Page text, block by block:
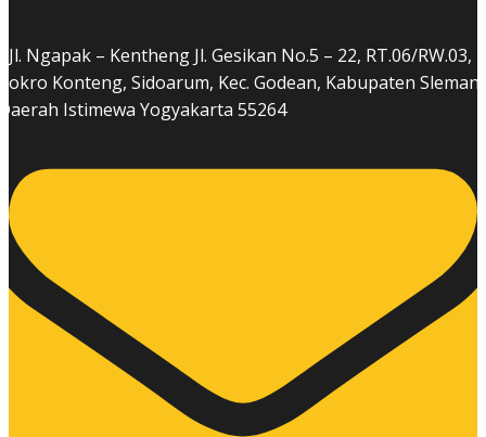
Jl. Ngapak – Kentheng Jl. Gesikan No.5 – 22, RT.06/RW.03,
Konteng, Sidoarum, Kec. Godean, Kabupaten Sleman,
Istimewa Yogyakarta 55264